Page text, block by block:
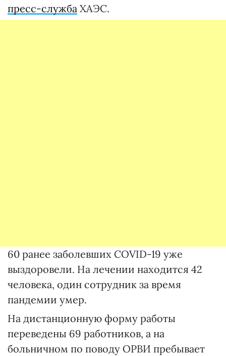
пресс-служба ХАЭС.
60 ранее заболевших COVID-19 уже
выздоровели. На лечении находится 42
человека, один сотрудник за время
пандемии умер.
На дистанционную форму работы
переведены 69 работников, а на
больничном по поводу ОРВИ пребывает